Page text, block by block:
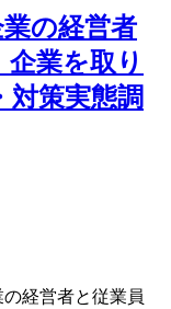
の経営者
業を取り
策実態調
経営者と従業員